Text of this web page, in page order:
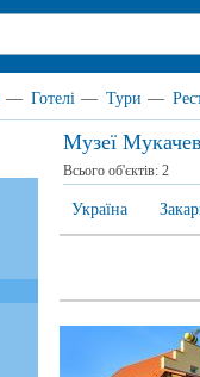
— Готелі — Тури —
Музеї
Всього об'єктів: 2
Україна